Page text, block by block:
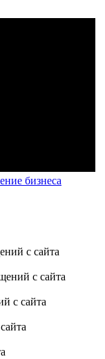
бизнеса
с сайта
с сайта
с сайта